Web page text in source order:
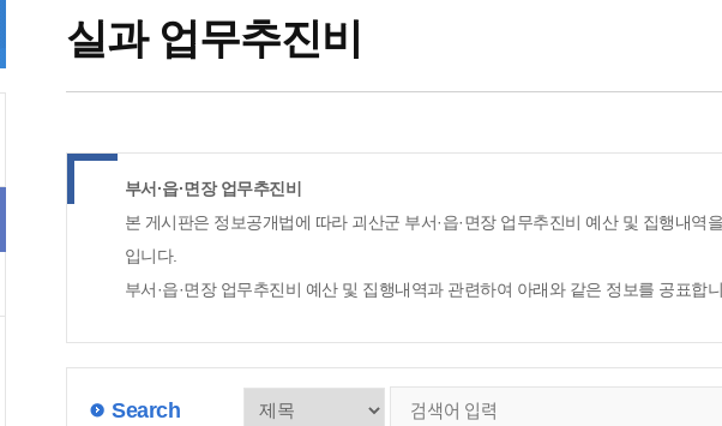
실과 업무추진비
부서·읍·면장 업무추진비
본 게시판은 정보공개법에 따라 괴산군 부서·읍·면장 업무추진비 예산 및 집행내
입니다.
부서·읍·면장 업무추진비 예산 및 집행내역과 관련하여 아래와 같은 정보를 공표합
Search